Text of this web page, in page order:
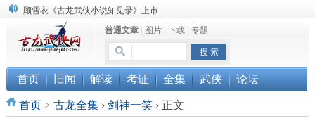
顾雪衣《古龙武侠小说知见录》上市
“武侠书库”查缺补漏活动圆满结束
《古龙小说原貌探究》修订版已上市
普通文章| 图片| 下载| 专题
首页 旧闻 解读 考证 全集 武侠 论坛
首页> 古龙全集 › 剑神一笑 ›正文